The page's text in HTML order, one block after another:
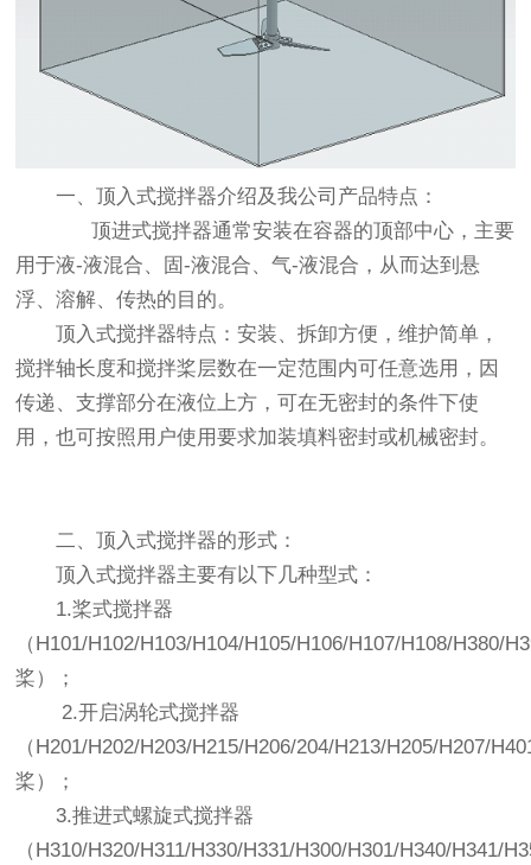
一、顶入式搅拌器介绍及我公司产品特点：
顶进式搅拌器通常安装在容器的顶部中心，主要
用于液-液混合、固-液混合、气-液混合，从而达到悬
浮、溶解、传热的目的。
顶入式搅拌器特点：安装、拆卸方便，维护简单，
搅拌轴长度和搅拌桨层数在一定范围内可任意选用，因
传递、支撑部分在液位上方，可在无密封的条件下使
用，也可按照用户使用要求加装填料密封或机械密封。
二、顶入式搅拌器的形式：
顶入式搅拌器主要有以下几种型式：
1.桨式搅拌器
（H101/H102/H103/H104/H105/H106/H107/H108/H380/
桨）；
2.开启涡轮式搅拌器
（H201/H202/H203/H215/H206/204/H213/H205/H207/
桨）；
3.推进式螺旋式搅拌器
（H310/H320/H311/H330/H331/H300/H301/H340/H341/